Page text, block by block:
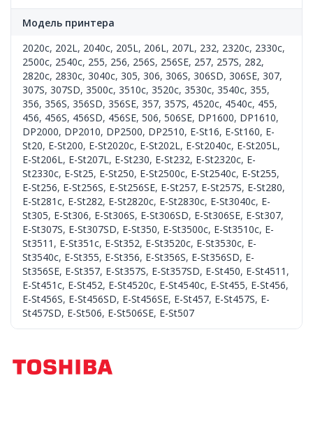
Модель принтера
2020c, 202L, 2040c, 205L, 206L, 207L, 232, 2320c, 2330c,
2500c, 2540c, 255, 256, 256S, 256SE, 257, 257S, 282,
2820c, 2830c, 3040c, 305, 306, 306S, 306SD, 306SE, 307,
307S, 307SD, 3500c, 3510c, 3520c, 3530c, 3540c, 355,
356, 356S, 356SD, 356SE, 357, 357S, 4520c, 4540c, 455,
456, 456S, 456SD, 456SE, 506, 506SE, DP1600, DP1610,
DP2000, DP2010, DP2500, DP2510, E-St16, E-St160, E-
St20, E-St200, E-St2020c, E-St202L, E-St2040c, E-St205L,
E-St206L, E-St207L, E-St230, E-St232, E-St2320c, E-
St2330c, E-St25, E-St250, E-St2500c, E-St2540c, E-St255,
E-St256, E-St256S, E-St256SE, E-St257, E-St257S, E-St280,
E-St281c, E-St282, E-St2820c, E-St2830c, E-St3040c, E-
St305, E-St306, E-St306S, E-St306SD, E-St306SE, E-St307,
E-St307S, E-St307SD, E-St350, E-St3500c, E-St3510c, E-
St3511 , E-St351c, E-St352, E-St3520c, E-St3530c, E-
St3540c, E-St355, E-St356, E-St356S, E-St356SD, E-
St356SE, E-St357, E-St357S, E-St357SD, E-St450, E-St4511 ,
E-St451c, E-St452, E-St4520c, E-St4540c, E-St455, E-St456,
E-St456S, E-St456SD, E-St456SE, E-St457, E-St457S, E-
St457SD, E-St506, E-St506SE, E-St507